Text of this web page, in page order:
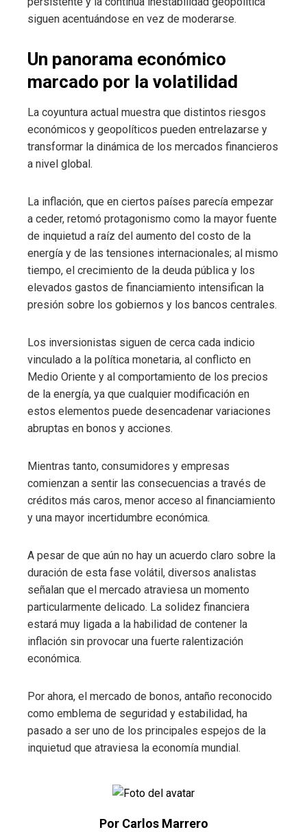
siguen acentuándose en vez de moderarse.
Un panorama económico
marcado por la volatilidad
La coyuntura actual muestra que distintos riesgos
económicos y geopolíticos pueden entrelazarse y
transformar la dinámica de los mercados financieros
a nivel global.
La inflación, que en ciertos países parecía empezar
a ceder, retomó protagonismo como la mayor fuente
de inquietud a raíz del aumento del costo de la
energía y de las tensiones internacionales; al mismo
tiempo, el crecimiento de la deuda pública y los
elevados gastos de financiamiento intensifican la
presión sobre los gobiernos y los bancos centrales.
Los inversionistas siguen de cerca cada indicio
vinculado a la política monetaria, al conflicto en
Medio Oriente y al comportamiento de los precios
de la energía, ya que cualquier modificación en
estos elementos puede desencadenar variaciones
abruptas en bonos y acciones.
Mientras tanto, consumidores y empresas
comienzan a sentir las consecuencias a través de
créditos más caros, menor acceso al financiamiento
y una mayor incertidumbre económica.
A pesar de que aún no hay un acuerdo claro sobre la
duración de esta fase volátil, diversos analistas
señalan que el mercado atraviesa un momento
particularmente delicado. La solidez financiera
estará muy ligada a la habilidad de contener la
inflación sin provocar una fuerte ralentización
económica.
Por ahora, el mercado de bonos, antaño reconocido
como emblema de seguridad y estabilidad, ha
pasado a ser uno de los principales espejos de la
inquietud que atraviesa la economía mundial.
Por Carlos Marrero